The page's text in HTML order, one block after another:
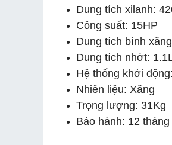
Dung tích xilanh:
Công suất: 15HP
Dung tích bình
Dung tích nhớt:
Hệ thống khởi
Nhiên liệu: Xăng
Trọng lượng: 31Kg
Bảo hành: 12 tháng